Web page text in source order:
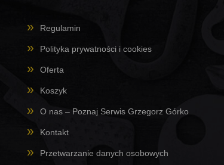
Regulamin
Polityka prywatności i cookies
Oferta
Koszyk
O nas – Poznaj Serwis Grzegorz Górko
Kontakt
Przetwarzanie danych osobowych